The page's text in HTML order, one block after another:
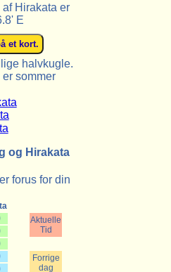
Hirakata er
E
halvkugle.
sommer
og Hirakata
forus for din
Aktuelle
Tid
Forrige
dag